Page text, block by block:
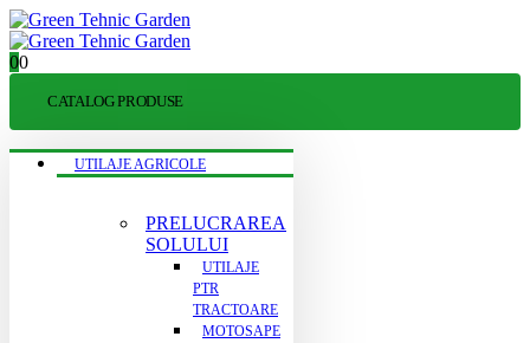
00
CATALOG PRODUSE
UTILAJE AGRICOLE
PRELUCRAREA
SOLULUI
UTILAJE
PTR
TRACTOARE
MOTOSAPE